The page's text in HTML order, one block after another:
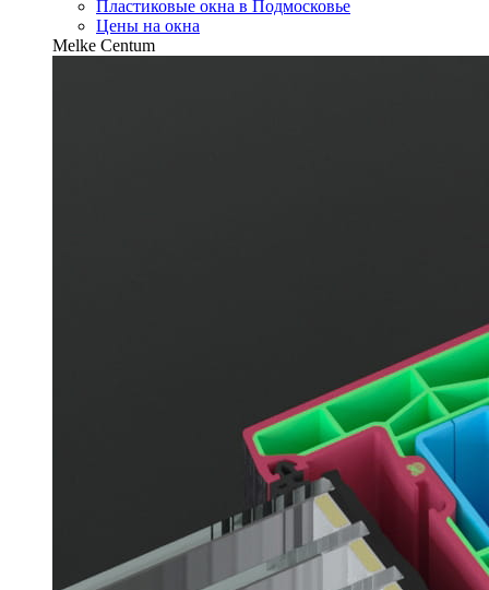
Пластиковые окна в Подмосковье
Цены на окна
Melke Centum